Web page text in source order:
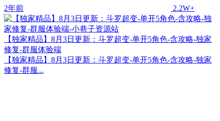
2年前 2.2W+
【独家精品】8月3日更新：斗罗超变-单开5角色-含攻略-独家
修复-群服体验端
【独家精品】8月3日更新：斗罗超变-单开5角色-含攻略-独家
修复-群服...